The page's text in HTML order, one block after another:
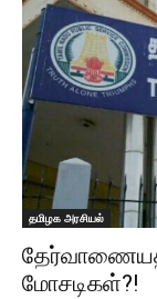
தமிழக அரசியல்
மோசடிகள்?!